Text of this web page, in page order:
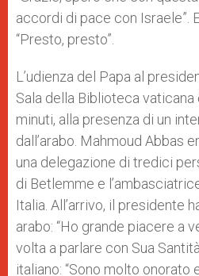
accordi di pace con Israele”.
“Presto, presto”.
L’udienza del Papa al
Sala della Biblioteca
minuti, alla presenza di un
dall’arabo. Mahmoud Abbas
una delegazione di tredici
di Betlemme e
Italia. All’arrivo, il presidente
arabo: “Ho grande piacere a
volta a parlare con Sua
italiano: “Sono molto onorato